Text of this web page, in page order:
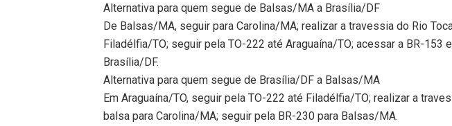
Alternativa para quem segue de Balsas/MA a Brasília/DF
De Balsas/MA, seguir para Carolina/MA; realizar a travessia do Rio
Filadélfia/TO; seguir pela TO-222 até Araguaína/TO; acessar a BR-153
Brasília/DF.
Alternativa para quem segue de Brasília/DF a Balsas/MA
Em Araguaína/TO, seguir pela TO-222 até Filadélfia/TO; realizar a
balsa para Carolina/MA; seguir pela BR-230 para Balsas/MA.